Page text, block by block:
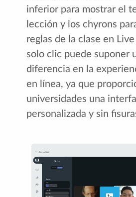
inferior para mostrar el
lección y los chyrons
reglas de la clase en
solo clic puede suponer
diferencia en la
en línea, ya que
universidades una
personalizada y sin